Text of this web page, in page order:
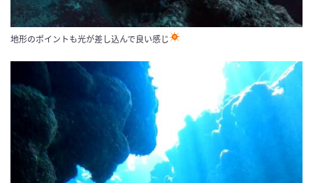
地形のポイントも光が差し込んで良い感じ